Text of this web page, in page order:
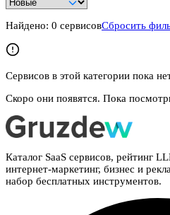
Найдено: 0 сервисовСбросить
Сервисов в этой категории пока
Скоро они появятся. Пока
Каталог SaaS сервисов, рейтинг
интернет-маркетинг, бизнес и
набор бесплатных инструментов.